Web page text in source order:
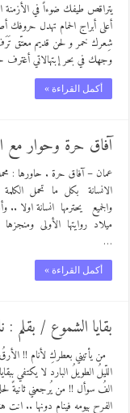
يتراقص طيفك ضوءاً في الأزمنة
أعلى أبراج الحمام تهدل
شِعرك خمر و لحن قديم معتّق
وجهك في بحر إبتهالاتي أغترف
أكمل القراءة »
آفاق حرة وحوار مع
عمان – آفاق حرة . حاورها :
الانسانة بكل ما تحمل
والجميع يحترمها انسانة اولا
ميلاد روايتها الأولى
…
أكمل القراءة »
بقايا الشموع /
من يأتيني بعطركِ لأنام !!
اللّيلُ الطويلُ البارد لا
الفُ سوأل !! من يُرجعني ثانيةً
الفرح بيومه فينام دونها .. انت